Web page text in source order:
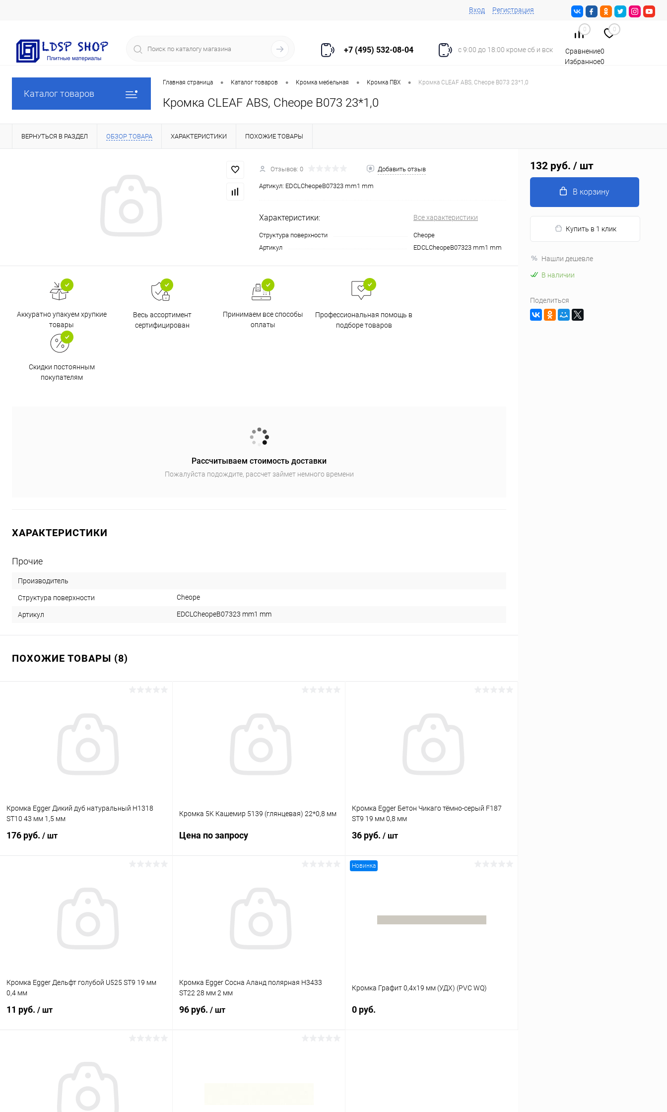
Вход Регистрация
+7 (495) 532-08-04 с 9:00 до 18:00 кроме сб и вск
0 0
Сравнение0
Избранное0
Каталог товаров
Главная страница • Каталог товаров • Кромка мебельная • Кромка ПВХ • Кромка CLEAF ABS, Cheope B073 23*1,0
Кромка CLEAF ABS, Cheope B073 23*1,0
ВЕРНУТЬСЯ В РАЗДЕЛ ОБЗОР ТОВАРА ХАРАКТЕРИСТИКИ ПОХОЖИЕ ТОВАРЫ
Отзывов: 0 Добавить отзыв
Артикул: EDCLCheopeB07323 mm1 mm
Характеристики: Все характеристики
Структура поверхности
Cheope
Артикул
EDCLCheopeB07323 mm1 mm
Аккуратно упакуем хрупкие
товары
Весь ассортимент
сертифицирован
Принимаем все способы
оплаты
Профессиональная помощь в
подборе товаров
Скидки постоянным
покупателям
Рассчитываем стоимость доставки
Пожалуйста подождите, рассчет займет немного времени
ХАРАКТЕРИСТИКИ
Прочие
Производитель
Структура поверхности Cheope
Артикул EDCLCheopeB07323 mm1 mm
ПОХОЖИЕ ТОВАРЫ (8)
Кромка Egger Дикий дуб натуральный H1318
ST10 43 мм 1,5 мм
176 руб. / шт
Кромка 5K Кашемир 5139 (глянцевая) 22*0,8 мм
Цена по запросу
Кромка Egger Бетон Чикаго тёмно-серый F187
ST9 19 мм 0,8 мм
36 руб. / шт
Кромка Egger Дельфт голубой U525 ST9 19 мм
0,4 мм
11 руб. / шт
Кромка Egger Сосна Аланд полярная Н3433
ST22 28 мм 2 мм
96 руб. / шт
Новинка
Кромка Графит 0,4х19 мм (УДХ) (PVC WQ)
0 руб.
132 руб. / шт
В корзину
Купить в 1 клик
Нашли дешевле
В наличии
Поделиться